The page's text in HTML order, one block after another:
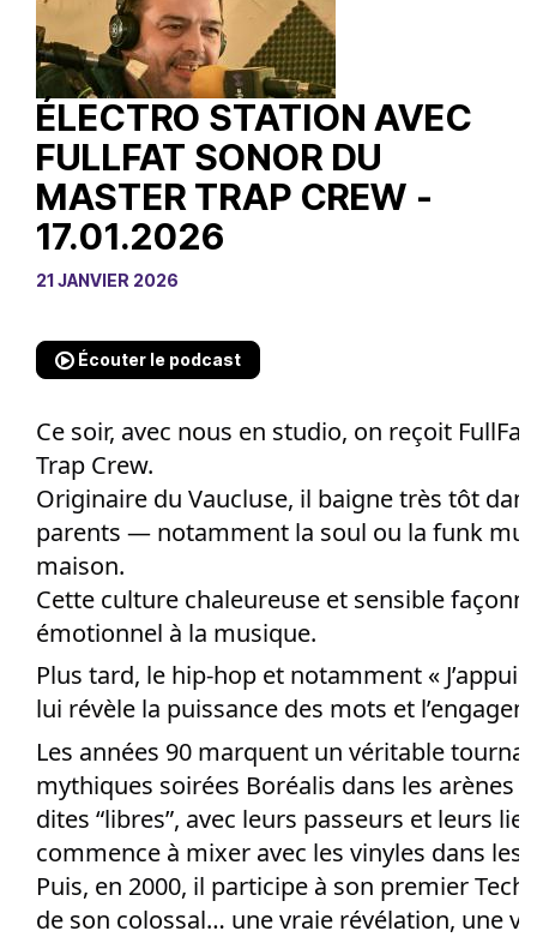
ÉLECTRO STATION AVEC
FULLFAT SONOR DU
MASTER TRAP CREW -
17.01.2026
21 JANVIER 2026
Écouter le podcast
Ce soir, avec nous en studio, on reçoit
Trap Crew.
Originaire du Vaucluse, il baigne très tôt
parents — notamment la soul ou la funk
maison.
Cette culture chaleureuse et sensible
émotionnel à la musique.
Plus tard, le hip-hop et notamment «
lui révèle la puissance des mots et
Les années 90 marquent un véritable
mythiques soirées Boréalis dans les arènes
dites “libres”, avec leurs passeurs et leurs
commence à mixer avec les vinyles dans les
Puis, en 2000, il participe à son premier
de son colossal… une vraie révélation, une